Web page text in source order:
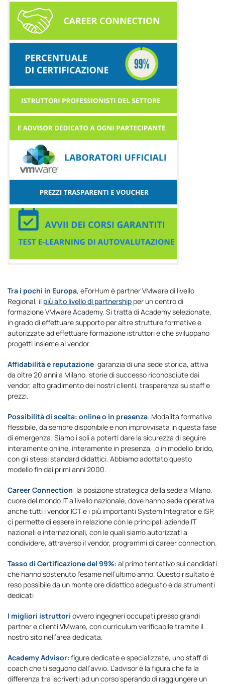
Tra i pochi in Europa, eForHum è partner VMware di livello
Regional, il più alto livello di partnership per un centro di
formazione VMware Academy. Si tratta di Academy selezionate,
in grado di effettuare supporto per altre strutture formative e
autorizzate ad effettuare formazione istruttori e che sviluppano
progetti insieme al vendor.
Affidabilità e reputazione: garanzia di una sede storica, attiva
da oltre 20 anni a Milano, storie di successo riconosciute dai
vendor, alto gradimento dei nostri clienti, trasparenza su staff e
prezzi.
Possibilità di scelta: online o in presenza. Modalità formativa
flessibile, da sempre disponibile e non improvvisata in questa fase
di emergenza. Siamo i soli a poterti dare la sicurezza di seguire
interamente online, interamente in presenza, o in modello ibrido,
con gli stessi standard didattici. Abbiamo adottato questo
modello fin dai primi anni 2000.
Career Connection: la posizione strategica della sede a Milano,
cuore del mondo IT a livello nazionale, dove hanno sede operativa
anche tutti i vendor ICT e i più importanti System Integrator e ISP,
ci permette di essere in relazione con le principali aziende IT
nazionali e internazionali, con le quali siamo autorizzati a
condividere, attraverso il vendor, programmi di career connection.
Tasso di Certificazione del 99%: al primo tentativo sui candidati
che hanno sostenuto l’esame nell’ultimo anno. Questo risultato è
reso possibile da un monte ore didattico adeguato e da strumenti
dedicati
I migliori istruttori ovvero ingegneri occupati presso grandi
partner e clienti VMware, con curriculum verificabile tramite il
nostro sito nell’area dedicata.
Academy Advisor: figure dedicate e specializzate, uno staff di
coach che ti seguono dall’avvio. L’advisor è la figura che fa la
differenza tra iscriverti ad un corso sperando di raggiungere un